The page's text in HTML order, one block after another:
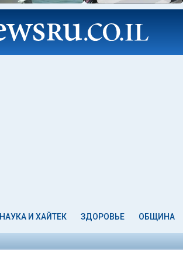
НАУКА И ХАЙТЕК ЗДОРОВЬЕ ОБЩИНА